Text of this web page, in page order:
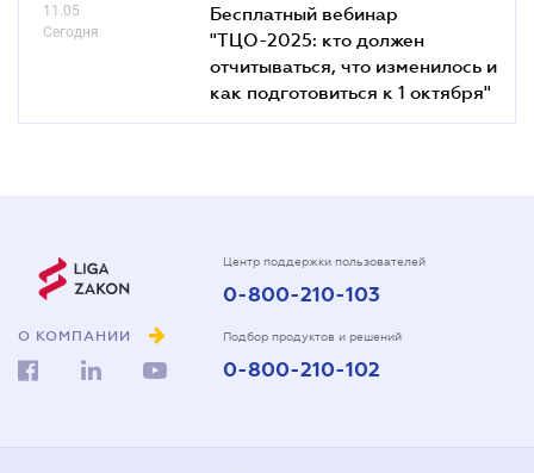
11.05
Сегодня
Бесплатный вебинар
"ТЦО-2025: кто должен
отчитываться, что изменилось и
как подготовиться к 1 октября"
О КОМПАНИИ
Центр поддержки пользователей
0-800-210-103
Подбор продуктов и решений
0-800-210-102